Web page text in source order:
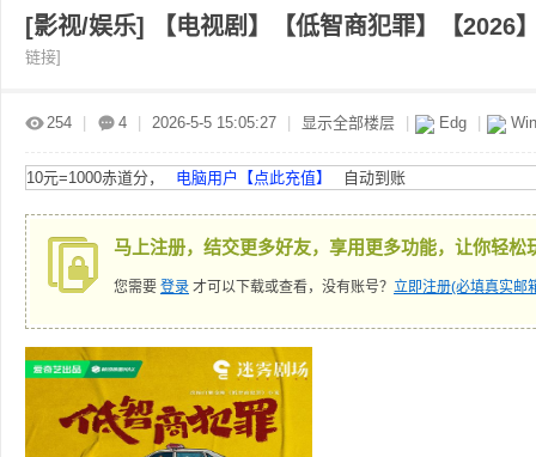
»
[影视/娱乐] 【电视剧】【低智商犯罪】【
链接]
254 4 2026-5-5 15:05:27 显示全部楼层 Edg
10元=1000赤道分， 电脑用户【点此充值】 自动到账
马上注册，结交更多好友，享用更多功能，让你轻松
您需要 登录 才可以下载或查看，没有账号？ 立即注册(必填真实邮